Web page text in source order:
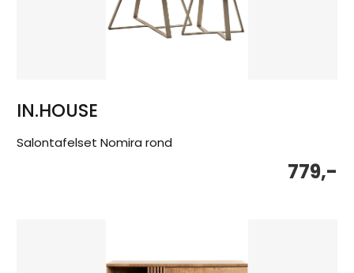
IN.HOUSE
Salontafelset Nomira rond
779,-